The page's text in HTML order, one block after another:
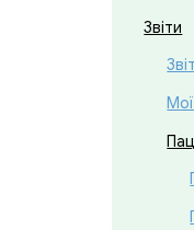
Звіти
Мої